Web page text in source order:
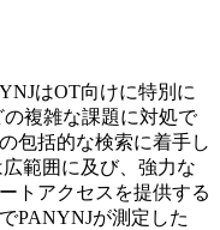
はOT向けに特別に
複雑な課題に対処で
包括的な検索に着手し
範囲に及び、強力な
トアクセスを提供する
PANYNJが測定した